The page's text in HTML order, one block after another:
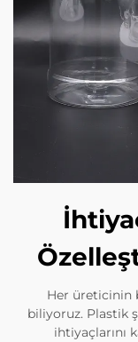
Her üreticinin
biliyoruz. Plastik
ihtiyaçlarını